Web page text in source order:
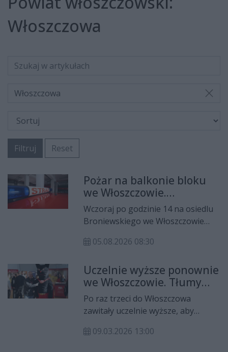
Włoszczowa
Włoszczowa
Filtruj Reset
Pożar na balkonie bloku
we Włoszczowie.
Ewakuowano 14 osób
Wczoraj po godzinie 14 na osiedlu
Broniewskiego we Włoszczowie
zgromadzonych na balkonie
pierwszym piętrze budynku
wielorodzinnego.
05.08.2026 08:30
Uczelnie wyższe ponownie
we Włoszczowie. Tłumy
maturzystów na targach
edukacyjnych
Po raz trzeci do Włoszczowa
zawitały uczelnie wyższe, aby
edukacyjną tegorocznym
09.03.2026 13:00